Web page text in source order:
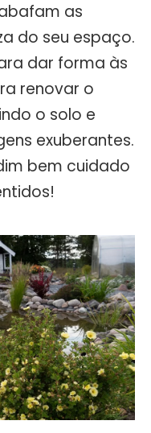
as
do seu espaço.
dar forma às
renovar o
o solo e
exuberantes.
bem cuidado